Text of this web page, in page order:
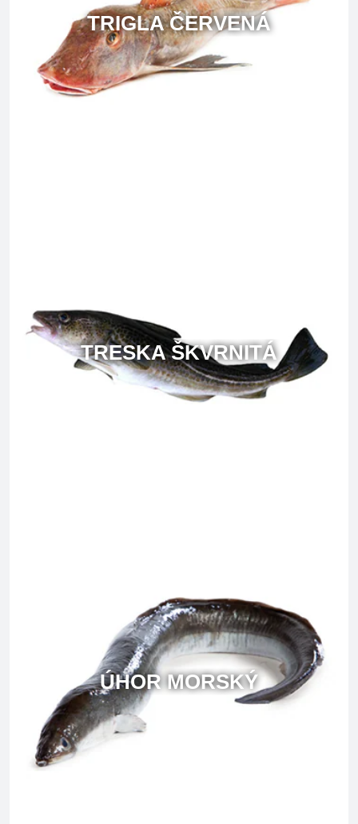
TRIGLA ČERVENÁ
TRESKA ŠKVRNITÁ
ÚHOR MORSKÝ